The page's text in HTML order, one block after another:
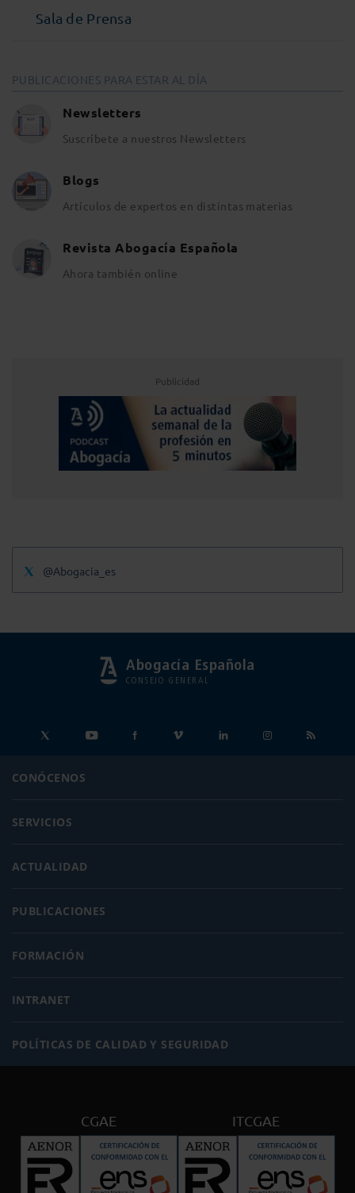
Sala de Prensa
PUBLICACIONES PARA ESTAR AL DÍA
Newsletters
Suscríbete a nuestros Newsletters
Blogs
Artículos de expertos en distintas materias
Revista Abogacía Española
Ahora también online
Publicidad
@Abogacia_es
Abogacía Española
CONSEJO GENERAL
CONÓCENOS
SERVICIOS
ACTUALIDAD
PUBLICACIONES
FORMACIÓN
INTRANET
POLÍTICAS DE CALIDAD Y SEGURIDAD
CGAE ITCGAE